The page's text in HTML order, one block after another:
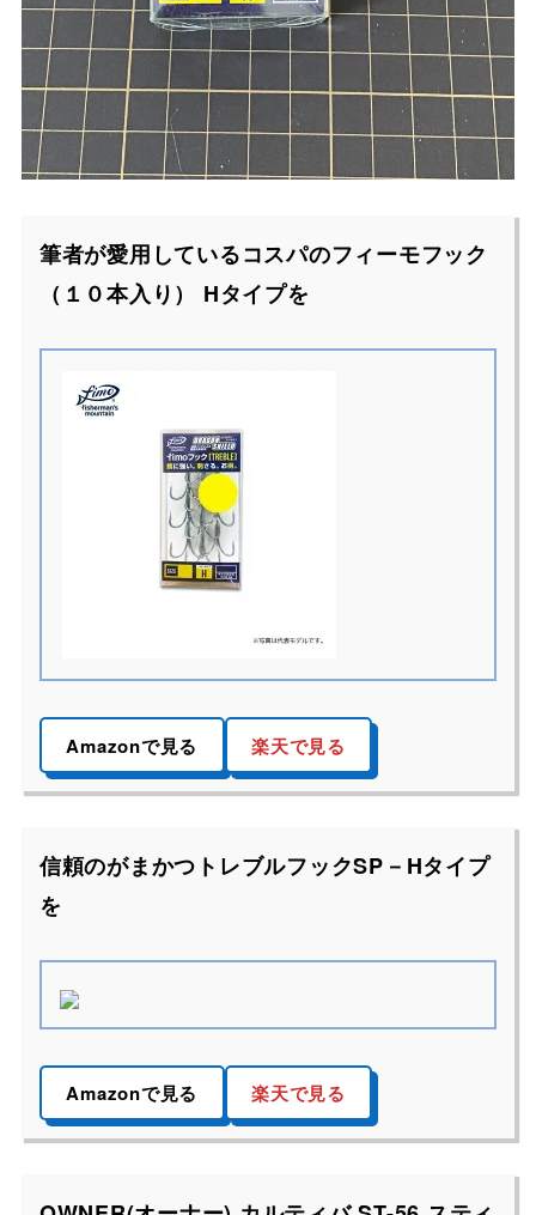
筆者が愛用しているコスパのフィーモフック
（１０本入り） Hタイプを
Amazonで見る 楽天で見る
信頼のがまかつトレブルフックSP－Hタイプ
を
Amazonで見る 楽天で見る